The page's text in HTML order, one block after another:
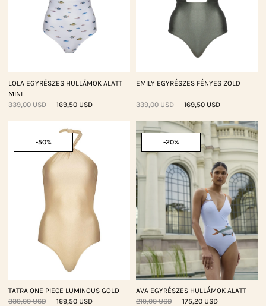
LOLA EGYRÉSZES HULLÁMOK ALATT
MINI
339,00 USD
169,50 USD
EMILY EGYRÉSZES FÉNYES ZÖLD
339,00 USD 169,50 USD
-50%
TATRA ONE PIECE LUMINOUS GOLD
339,00 USD
169,50 USD
-20%
AVA EGYRÉSZES HULLÁMOK ALATT
219,00 USD
175,20 USD